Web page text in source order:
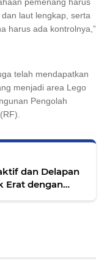
laut lengkap, serta
harus ada kontrolnya,”
telah mendapatkan
menjadi area Lego
Pengolah
dan Delapan
Erat dengan